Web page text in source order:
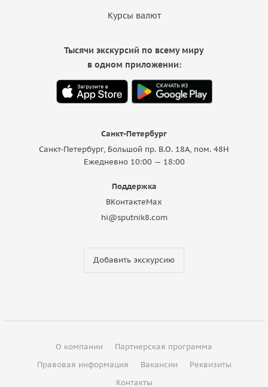
Курсы валют
Санкт-Петербург
Санкт-Петербург, Большой пр. В.О. 18A, пом. 48Н
Ежедневно 10:00 — 18:00
Поддержка
ВКонтактеMax
hi@sputnik8.com
Добавить экскурсию
Тысячи экскурсий по всему миру
в одном приложении:
О компании
Партнерская программа
Правовая информация
Вакансии
Реквизиты
Контакты